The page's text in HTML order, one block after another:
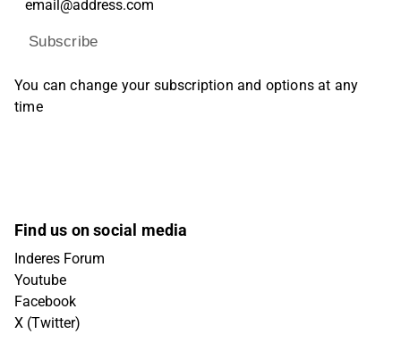
Subscribe
You can change your subscription and options at any
time
Find us on social media
Inderes Forum
Youtube
Facebook
X (Twitter)